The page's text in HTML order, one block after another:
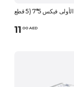
11 00 AED